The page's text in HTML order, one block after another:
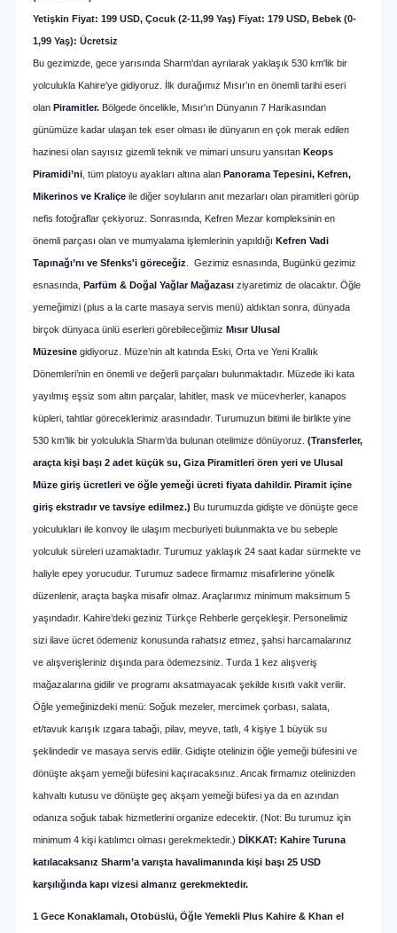
Yetişkin Fiyat: 199 USD, Çocuk (2-11,99 Yaş) Fiyat: 179 USD, Bebek (0-
1,99 Yaş): Ücretsiz
Bu gezimizde, gece yarısında Sharm'dan ayrılarak yaklaşık 530 km'lik bir
yolculukla Kahire'ye gidiyoruz. İlk durağımız Mısır’ın en önemli tarihi eseri
olan Piramitler. Bölgede öncelikle, Mısır'ın Dünyanın 7 Harikasından
günümüze kadar ulaşan tek eser olması ile dünyanın en çok merak edilen
hazinesi olan sayısız gizemli teknik ve mimari unsuru yansıtan Keops
Piramidi’ni , tüm platoyu ayakları altına alan Panorama Tepesini, Kefren,
Mikerinos ve Kraliçe ile diğer soyluların anıt mezarları olan piramitleri görüp
nefis fotoğraflar çekiyoruz. Sonrasında, Kefren Mezar kompleksinin en
önemli parçası olan ve mumyalama işlemlerinin yapıldığı Kefren Vadi
Tapınağı’nı ve Sfenks'i göreceğiz . Gezimiz esnasında, Bugünkü gezimiz
esnasında, Parfüm & Doğal Yağlar Mağazası ziyaretimiz de olacaktır. Öğle
yemeğimizi (plus a la carte masaya servis menü) aldıktan sonra, dünyada
birçok dünyaca ünlü eserleri görebileceğimiz Mısır Ulusal
Müzesine gidiyoruz. Müze’nin alt katında Eski, Orta ve Yeni Krallık
Dönemleri’nin en önemli ve değerli parçaları bulunmaktadır. Müzede iki kata
yayılmış eşsiz som altın parçalar, lahitler, mask ve mücevherler, kanapos
küpleri, tahtlar göreceklerimiz arasındadır. Turumuzun bitimi ile birlikte yine
530 km’lik bir yolculukla Sharm’da bulunan otelimize dönüyoruz. (Transferler,
araçta kişi başı 2 adet küçük su, Giza Piramitleri ören yeri ve Ulusal
Müze giriş ücretleri ve öğle yemeği ücreti fiyata dahildir. Piramit içine
giriş ekstradır ve tavsiye edilmez.) Bu turumuzda gidişte ve dönüşte gece
yolculukları ile konvoy ile ulaşım mecburiyeti bulunmakta ve bu sebeple
yolculuk süreleri uzamaktadır. Turumuz yaklaşık 24 saat kadar sürmekte ve
haliyle epey yorucudur. Turumuz sadece firmamız misafirlerine yönelik
düzenlenir, araçta başka misafir olmaz. Araçlarımız minimum maksimum 5
yaşındadır. Kahire’deki geziniz Türkçe Rehberle gerçekleşir. Personelimiz
sizi ilave ücret ödemeniz konusunda rahatsız etmez, şahsi harcamalarınız
ve alışverişleriniz dışında para ödemezsiniz. Turda 1 kez alışveriş
mağazalarına gidilir ve programı aksatmayacak şekilde kısıtlı vakit verilir.
Öğle yemeğinizdeki menü: Soğuk mezeler, mercimek çorbası, salata,
et/tavuk karışık ızgara tabağı, pilav, meyve, tatlı, 4 kişiye 1 büyük su
şeklindedir ve masaya servis edilir. Gidişte otelinizin öğle yemeği büfesini ve
dönüşte akşam yemeği büfesini kaçıracaksınız. Ancak firmamız otelinizden
kahvaltı kutusu ve dönüşte geç akşam yemeği büfesi ya da en azından
odanıza soğuk tabak hizmetlerini organize edecektir. (Not: Bu turumuz için
minimum 4 kişi katılımcı olması gerekmektedir.) DİKKAT: Kahire Turuna
katılacaksanız Sharm’a varışta havalimanında kişi başı 25 USD
karşılığında kapı vizesi almanız gerekmektedir.
1 Gece Konaklamalı, Otobüslü, Öğle Yemekli Plus Kahire & Khan el